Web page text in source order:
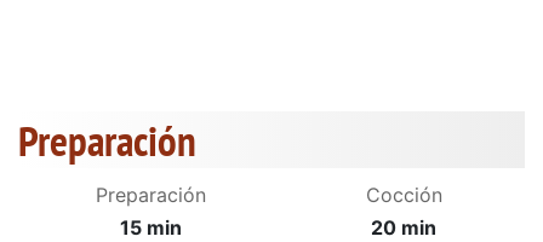
Preparación
Preparación
15 min
Cocción
20 min